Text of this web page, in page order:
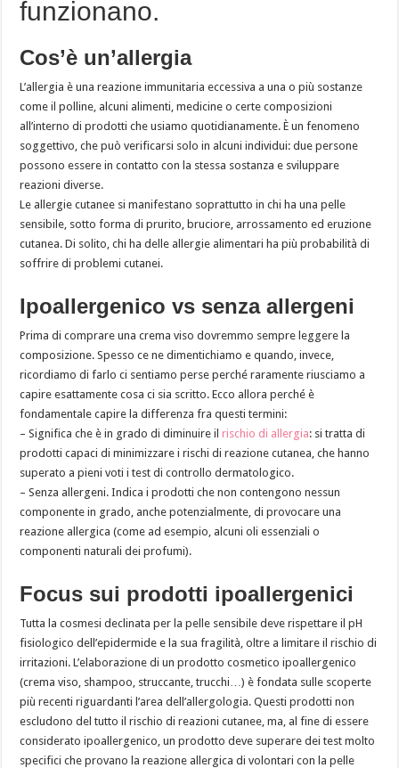
funzionano.
Cos’è un’allergia
L’allergia è una reazione immunitaria eccessiva a una o più sostanze
come il polline, alcuni alimenti, medicine o certe composizioni
all’interno di prodotti che usiamo quotidianamente. È un fenomeno
soggettivo, che può verificarsi solo in alcuni individui: due persone
possono essere in contatto con la stessa sostanza e sviluppare
reazioni diverse.
Le allergie cutanee si manifestano soprattutto in chi ha una pelle
sensibile, sotto forma di prurito, bruciore, arrossamento ed eruzione
cutanea. Di solito, chi ha delle allergie alimentari ha più probabilità di
soffrire di problemi cutanei.
Ipoallergenico vs senza allergeni
Prima di comprare una crema viso dovremmo sempre leggere la
composizione. Spesso ce ne dimentichiamo e quando, invece,
ricordiamo di farlo ci sentiamo perse perché raramente riusciamo a
capire esattamente cosa ci sia scritto. Ecco allora perché è
fondamentale capire la differenza fra questi termini:
– Significa che è in grado di diminuire ilrischio di allergia: si tratta di
prodotti capaci di minimizzare i rischi di reazione cutanea, che hanno
superato a pieni voti i test di controllo dermatologico.
– Senza allergeni. Indica i prodotti che non contengono nessun
componente in grado, anche potenzialmente, di provocare una
reazione allergica (come ad esempio, alcuni oli essenziali o
componenti naturali dei profumi).
Focus sui prodotti ipoallergenici
Tutta la cosmesi declinata per la pelle sensibile deve rispettare il pH
fisiologico dell’epidermide e la sua fragilità, oltre a limitare il rischio di
irritazioni. L’elaborazione di un prodotto cosmetico ipoallergenico
(crema viso, shampoo, struccante, trucchi…) è fondata sulle scoperte
più recenti riguardanti l’area dell’allergologia. Questi prodotti non
escludono del tutto il rischio di reazioni cutanee, ma, al fine di essere
considerato ipoallergenico, un prodotto deve superare dei test molto
specifici che provano la reazione allergica di volontari con la pelle